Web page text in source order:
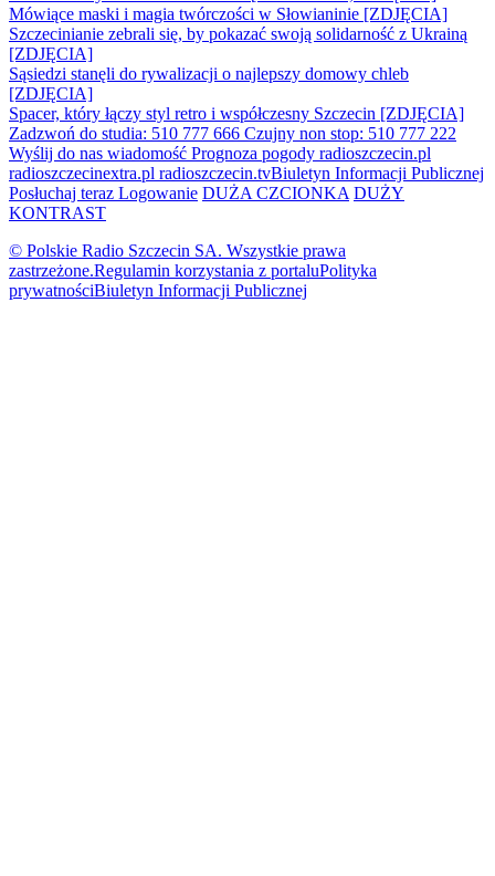
Mówiące maski i magia twórczości w Słowianinie [ZDJĘCIA]
Szczecinianie zebrali się, by pokazać swoją solidarność z Ukrainą
[ZDJĘCIA]
Sąsiedzi stanęli do rywalizacji o najlepszy domowy chleb
[ZDJĘCIA]
Spacer, który łączy styl retro i współczesny Szczecin [ZDJĘCIA]
Zadzwoń do studia: 510 777 666 Czujny non stop: 510 777 222
Wyślij do nas wiadomość Prognoza pogody radioszczecin.pl
radioszczecinextra.pl radioszczecin.tvBiuletyn Informacji Publicznej
Posłuchaj teraz Logowanie DUŻA CZCIONKA DUŻY
KONTRAST
© Polskie Radio Szczecin SA. Wszystkie prawa
zastrzeżone.Regulamin korzystania z portaluPolityka
prywatnościBiuletyn Informacji Publicznej